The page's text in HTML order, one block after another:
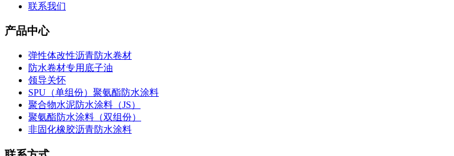
联系我们
产品中心
弹性体改性沥青防水卷材
防水卷材专用底子油
领导关怀
SPU（单组份）聚氨酯防水涂料
聚合物水泥防水涂料（JS）
聚氨酯防水涂料（双组份）
非固化橡胶沥青防水涂料